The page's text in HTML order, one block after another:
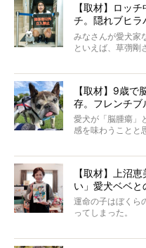
【取材】ロッ
チ。隠れブヒラ
【前編】
みなさんが愛犬家
といえば、草彅剛
ルを飼っている
んのインスタグ
ントがフォローさ
LIFE』モデルの
そんな中岡さんに
た。そのブヒ愛
【取材】9歳で
存。フレンチブ
愛犬が「脳腫瘍」
感を味わうことと
たひとり。だか
ところが、フレ
症し、なんと4年7
きの年齢は13歳と
た。さらには、
いいます。
この事実はフレ
【取材】上沼
い」愛犬ベベと
運命の子はぼくら
ってしまった。